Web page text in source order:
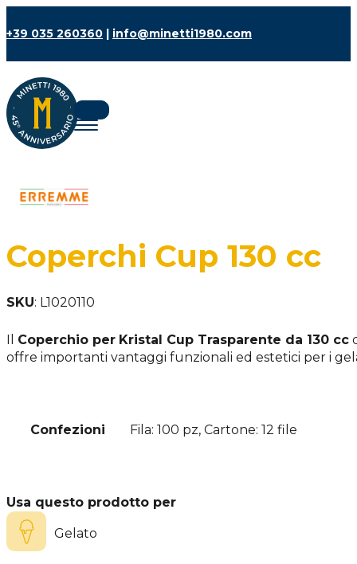
+39 035 260360 | info@minetti1980.com
Coperchi Cup 130 cc
SKU: L1020110
Il Coperchio per Kristal Cup Trasparente da 130 cc
offre importanti vantaggi funzionali ed estetici per i
Confezioni Fila: 100 pz, Cartone: 12 file
Usa questo prodotto per
Gelato